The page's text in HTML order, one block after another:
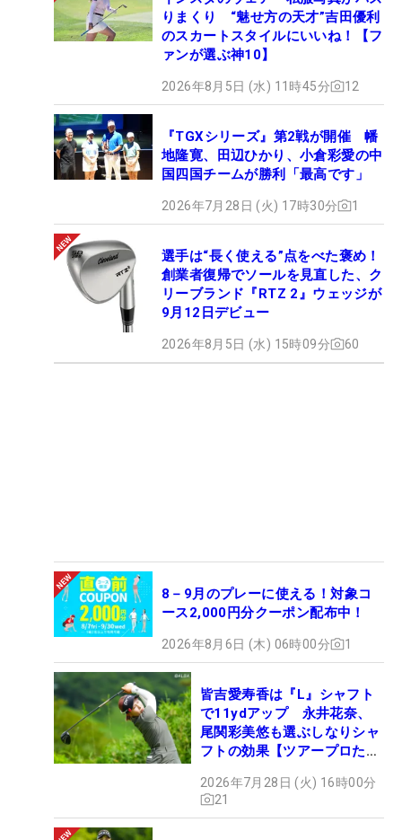
りまくり “魅せ方の天才”吉田優利
のスカートスタイルにいいね！【フ
ァンが選ぶ神10】
2026年8月5日 (水) 11時45分 12
『TGXシリーズ』第2戦が開催 幡
地隆寛、田辺ひかり、小倉彩愛の中
国四国チームが勝利「最高です」
2026年7月28日 (火) 17時30分 1
選手は“長く使える”点をべた褒め！
創業者復帰でソールを見直した、ク
リーブランド『RTZ 2』ウェッジが
9月12日デビュー
2026年8月5日 (水) 15時09分 60
8－9月のプレーに使える！対象コ
ース2,000円分クーポン配布中！
2026年8月6日 (木) 06時00分 1
皆吉愛寿香は『L』シャフト
で11ydアップ 永井花奈、
尾関彩美悠も選ぶしなりシャ
フトの効果【ツアープロたち
2026年7月28日 (火) 16時00分
21